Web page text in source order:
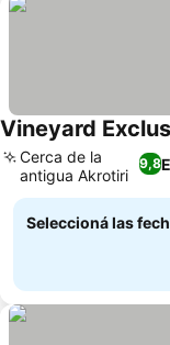
Vineyard
9,8
Cerca de la
antigua Akrotiri
Seleccioná las